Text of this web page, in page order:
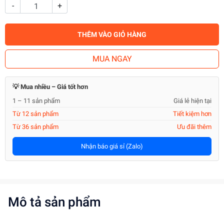
- +
THÊM VÀO GIỎ HÀNG
MUA NGAY
💡 Mua nhiều – Giá tốt hơn
1 – 11 sản phẩm
Giá lẻ hiện tại
Từ 12 sản phẩm
Tiết kiệm hơn
Từ 36 sản phẩm
Ưu đãi thêm
Nhận báo giá sỉ (Zalo)
Mô tả sản phẩm